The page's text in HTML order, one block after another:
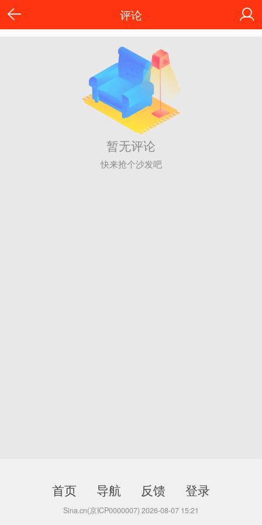
评论
暂无评论
快来抢个沙发吧
首页 导航 反馈 登录
Sina.cn(京ICP0000007) 2026-08-07 15:21